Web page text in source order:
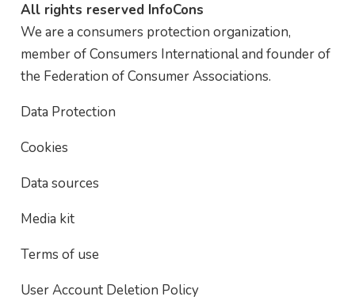
All rights reserved InfoCons
We are a consumers protection organization,
member of Consumers International and founder of
the Federation of Consumer Associations.
Data Protection
Cookies
Data sources
Media kit
Terms of use
User Account Deletion Policy